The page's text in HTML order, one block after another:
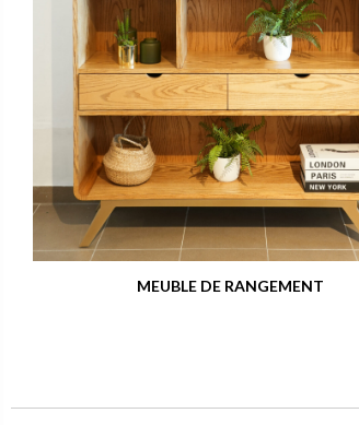
MEUBLE DE RANGEMENT